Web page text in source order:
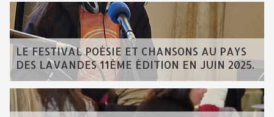
LE FESTIVAL POÉSIE ET CHANSONS AU PAYS
DES LAVANDES 11ÈME ÉDITION EN JUIN 2025.